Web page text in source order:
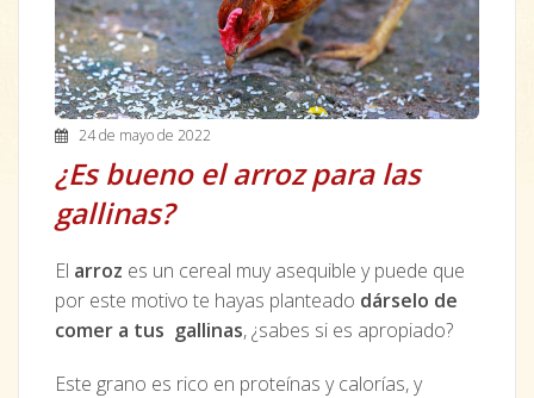
24 de mayo de 2022
¿Es bueno el arroz para las
gallinas?
El arroz es un cereal muy asequible y puede que
por este motivo te hayas planteado dárselo de
comer a tus gallinas, ¿sabes si es apropiado?
Este grano es rico en proteínas y calorías, y